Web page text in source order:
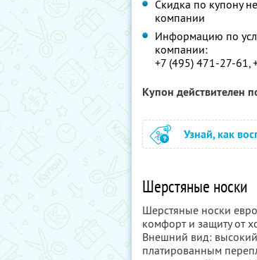
Скидка по купону
компании
Информацию по
компании:
+7 (495) 471-27-61,
Купон действителен
Узнай, как
Шерстяные носки
Шерстяные носки
комфорт и защиту от
Внешний вид:
платированным